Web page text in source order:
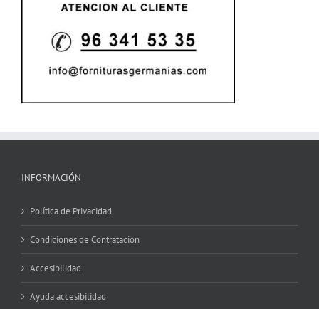
INFORMACIÓN
Política de Privacidad
Condiciones de Contratacion
Accesibilidad
Ayuda accesibilidad